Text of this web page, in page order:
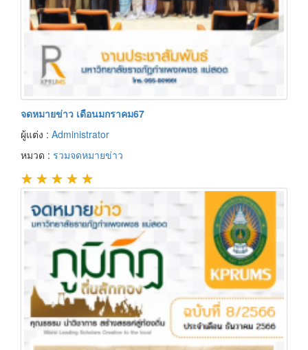
จดหมายข่าว เดือนมกราคม67
ผู้แต่ง : Administrator
หมวด : รวมจดหมายข่าว
★ ★ ★ ★ ★